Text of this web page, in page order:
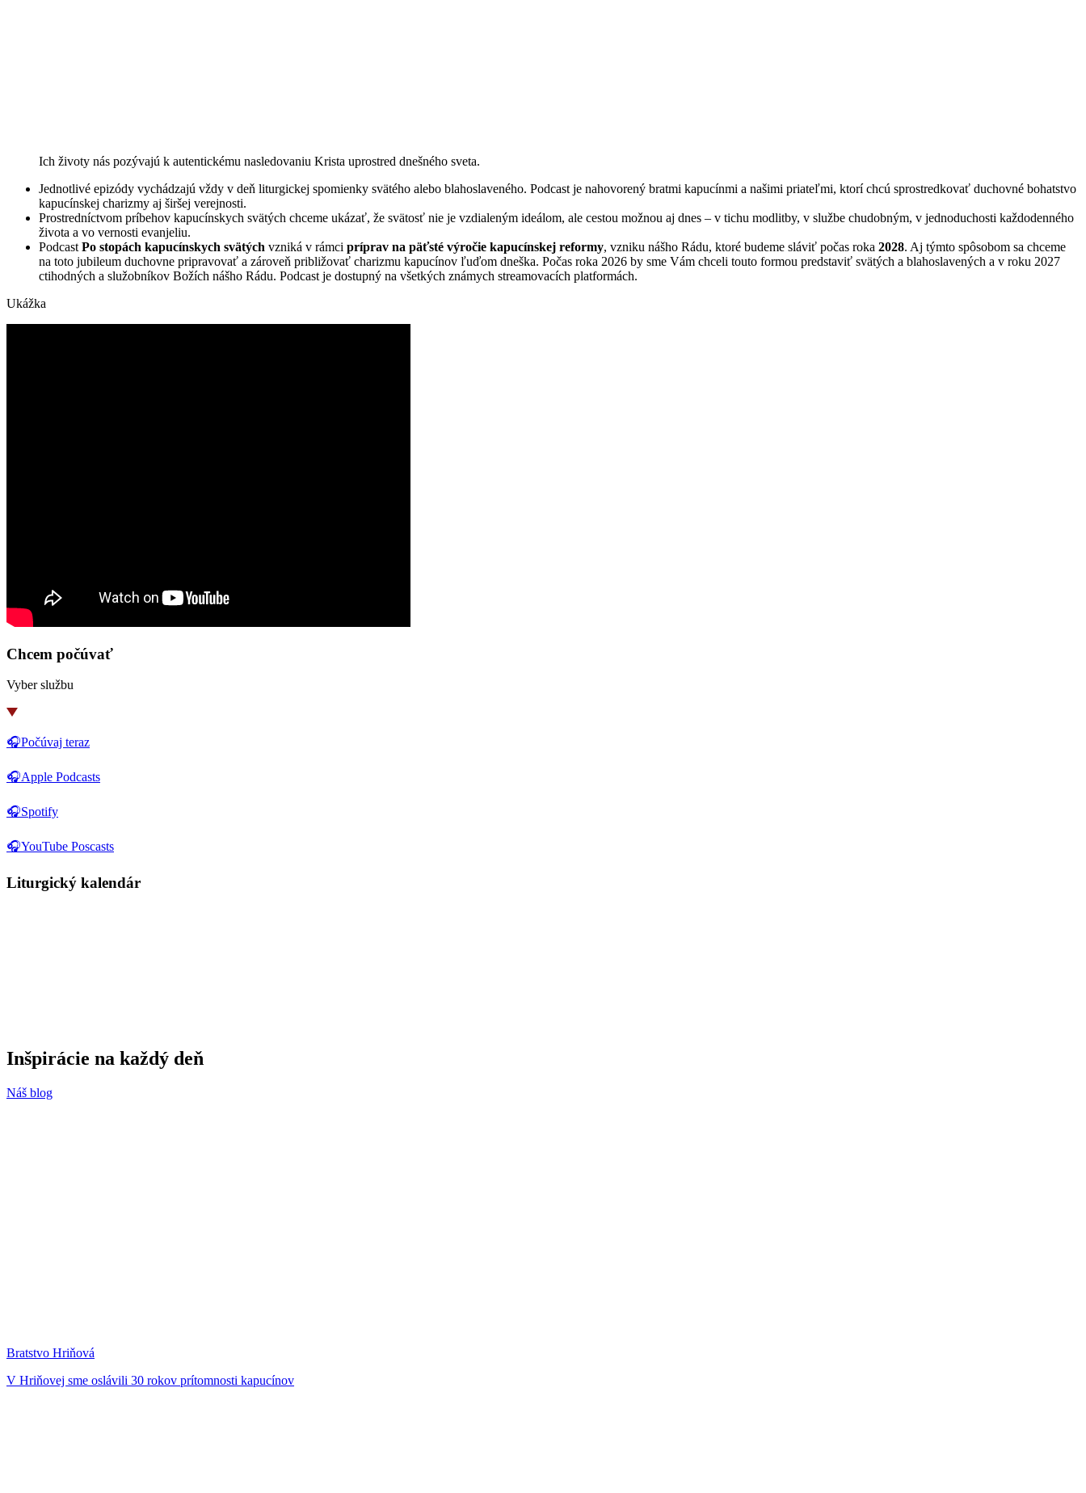
Ich životy nás pozývajú k autentickému nasledovaniu Krista uprostred dnešného sveta.
Jednotlivé epizódy vychádzajú vždy v deň liturgickej spomienky svätého alebo blahoslaveného. Podcast je nahovorený bratmi kapucínmi a našimi priateľmi, ktorí chcú sprostredkovať duchovné bohatstvo
kapucínskej charizmy aj širšej verejnosti.
Prostredníctvom príbehov kapucínskych svätých chceme ukázať, že svätosť nie je vzdialeným ideálom, ale cestou možnou aj dnes – v tichu modlitby, v službe chudobným, v jednoduchosti každodenného
života a vo vernosti evanjeliu.
Podcast Po stopách kapucínskych svätých vzniká v rámci príprav na päťsté výročie kapucínskej reformy, vzniku nášho Rádu, ktoré budeme sláviť počas roka 2028. Aj týmto spôsobom sa chceme
na toto jubileum duchovne pripravovať a zároveň približovať charizmu kapucínov ľuďom dneška. Počas roka 2026 by sme Vám chceli touto formou predstaviť svätých a blahoslavených a v roku 2027
ctihodných a služobníkov Božích nášho Rádu. Podcast je dostupný na všetkých známych streamovacích platformách.
Ukážka
Chcem počúvať
Vyber službu
🎧Počúvaj teraz
🎧Apple Podcasts
🎧Spotify
🎧YouTube Poscasts
Liturgický kalendár
Inšpirácie na každý deň
Náš blog
Bratstvo Hriňová
V Hriňovej sme oslávili 30 rokov prítomnosti kapucínov